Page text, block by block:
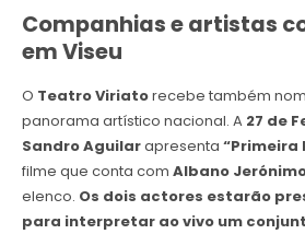
Companhias e artistas
em Viseu
O Teatro Viriatorecebe também
panorama artístico nacional. A 27 de
Sandro Aguilarapresenta “Primeira
filme que conta com Albano
elenco. Os dois actores estarão
para interpretar ao vivo um